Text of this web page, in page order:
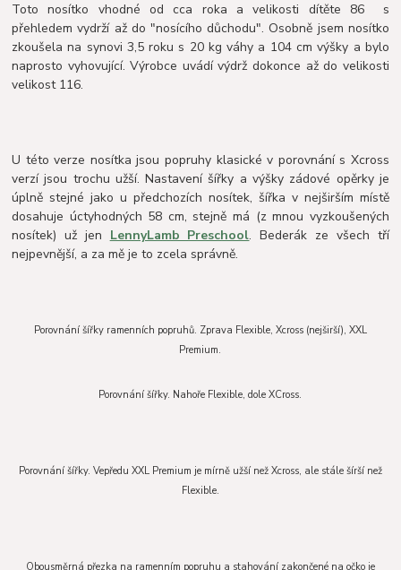
Toto nosítko vhodné od cca roka a velikosti dítěte 86 s
přehledem vydrží až do "nosícího důchodu". Osobně jsem nosítko
zkoušela na synovi 3,5 roku s 20 kg váhy a 104 cm výšky a bylo
naprosto vyhovující. Výrobce uvádí výdrž dokonce až do velikosti
velikost 116.
U této verze nosítka jsou popruhy klasické v porovnání s Xcross
verzí jsou trochu užší. Nastavení šířky a výšky zádové opěrky je
úplně stejné jako u předchozích nosítek, šířka v nejširším místě
dosahuje úctyhodných 58 cm, stejně má (z mnou vyzkoušených
nosítek) už jen LennyLamb Preschool. Bederák ze všech tří
nejpevnější, a za mě je to zcela správně.
Porovnání šířky ramenních popruhů. Zprava Flexible, Xcross (nejširší), XXL
Premium.
Porovnání šířky. Nahoře Flexible, dole XCross.
Porovnání šířky. Vepředu XXL Premium je mírně užší než Xcross, ale stále šírší než
Flexible.
Obousměrná přezka na ramenním popruhu a stahování zakončené na očko je